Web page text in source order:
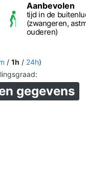
Aanbevolen
tijd in de
(zwangeren,
ouderen)
/ 1h / 24h)
:
gegevens